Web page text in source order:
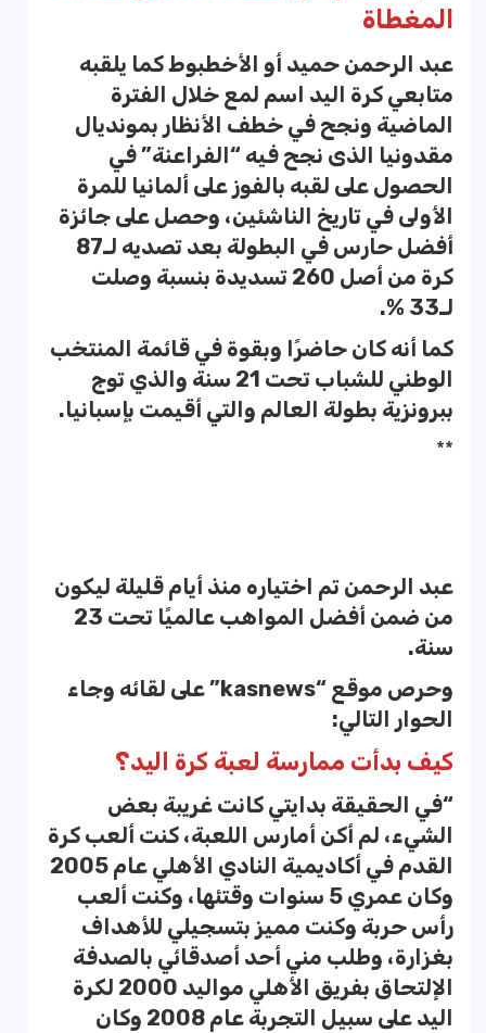
المغطاة
عبد الرحمن حميد أو الأخطبوط كما يلقبه
متابعي كرة اليد اسم لمع خلال الفترة
الماضية ونجح في خطف الأنظار بمونديال
مقدونيا الذى نجح فيه “الفراعنة” في
الحصول على لقبه بالفوز على ألمانيا للمرة
الأولى في تاريخ الناشئين، وحصل على جائزة
أفضل حارس في البطولة بعد تصديه لـ87
كرة من أصل 260 تسديدة بنسبة وصلت
لـ33 %.
كما أنه كان حاضرًا وبقوة في قائمة المنتخب
الوطني للشباب تحت 21 سنة والذي توج
ببرونزية بطولة العالم والتي أقيمت بإسبانيا.
**
عبد الرحمن تم اختياره منذ أيام قليلة ليكون
من ضمن أفضل المواهب عالميًا تحت 23
سنة.
وحرص موقع “kasnews” على لقائه وجاء
الحوار التالي:
كيف بدأت ممارسة لعبة كرة اليد؟
“في الحقيقة بدايتي كانت غريبة بعض
الشيء، لم أكن أمارس اللعبة، كنت ألعب كرة
القدم في أكاديمية النادي الأهلي عام 2005
وكان عمري 5 سنوات وقتئها، وكنت ألعب
رأس حربة وكنت مميز بتسجيلي للأهداف
بغزارة، وطلب مني أحد أصدقائي بالصدفة
الإلتحاق بفريق الأهلي مواليد 2000 لكرة
اليد على سبيل التجربة عام 2008 وكان